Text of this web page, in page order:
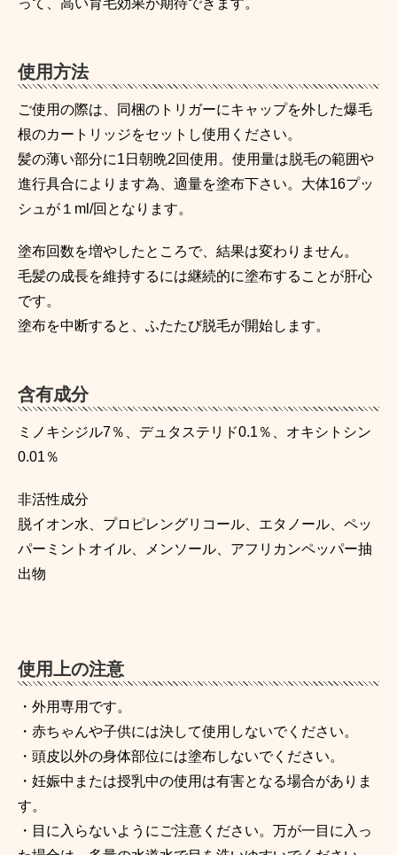
使用方法
ご使用の際は、同梱のトリガーにキャップを外した爆毛
根のカートリッジをセットし使用ください。
髪の薄い部分に1日朝晩2回使用。使用量は脱毛の範囲や
進行具合によります為、適量を塗布下さい。大体16プッ
シュが１ml/回となります。
塗布回数を増やしたところで、結果は変わりません。
毛髪の成長を維持するには継続的に塗布することが肝心
です。
塗布を中断すると、ふたたび脱毛が開始します。
含有成分
ミノキシジル7％、デュタステリド0.1％、オキシトシン
0.01％
非活性成分
脱イオン水、プロピレングリコール、エタノール、ペッ
パーミントオイル、メンソール、アフリカンペッパー抽
出物
使用上の注意
・外用専用です。
・赤ちゃんや子供には決して使用しないでください。
・頭皮以外の身体部位には塗布しないでください。
・妊娠中または授乳中の使用は有害となる場合がありま
す。
・目に入らないようにご注意ください。万が一目に入っ